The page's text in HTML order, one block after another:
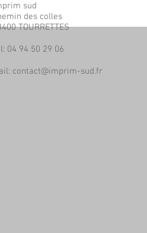
sud
des colles
TOURRETTES
04 94 50 29 06
contact@imprim-sud.fr